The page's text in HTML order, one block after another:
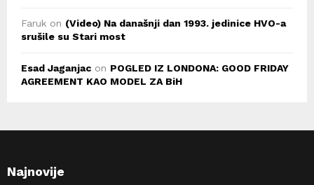
Faruk on (Video) Na današnji dan 1993. jedinice HVO-a
srušile su Stari most
Esad Jaganjac on POGLED IZ LONDONA: GOOD FRIDAY
AGREEMENT KAO MODEL ZA BiH
Najnovije